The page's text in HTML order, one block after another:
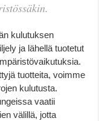
kulutuksen
ja lähellä tuotetut
tuotteita, voimme
kulutusta.
vaatii
välillä, jotta